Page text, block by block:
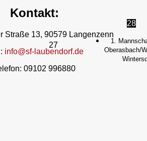
27
28
1.
Oberasbach/
Kontakt:
Straße 13, 90579 Langenzenn
info@sf-laubendorf.de
09102 996880